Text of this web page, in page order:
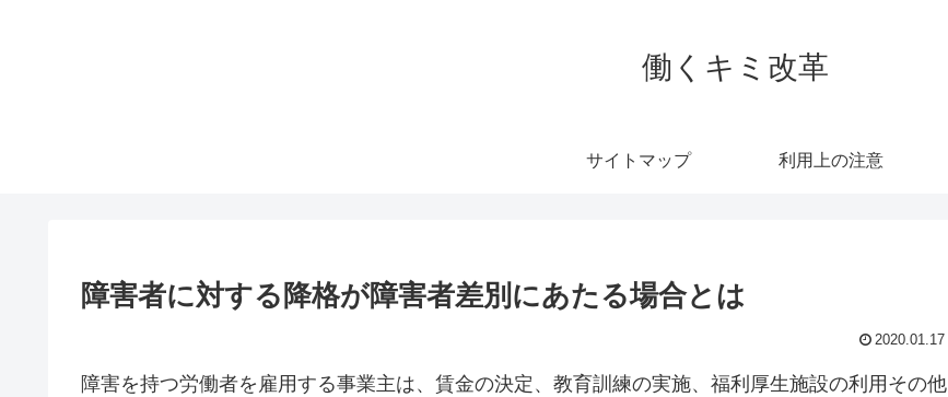
働くキミ改革
サイトマップ 利用上の注意
障害者に対する降格が障害者差別にあたる場合とは
2020.01.17
障害を持つ労働者を雇用する事業主は、賃金の決定、教育訓練の実施、福利厚生施設の利用その他